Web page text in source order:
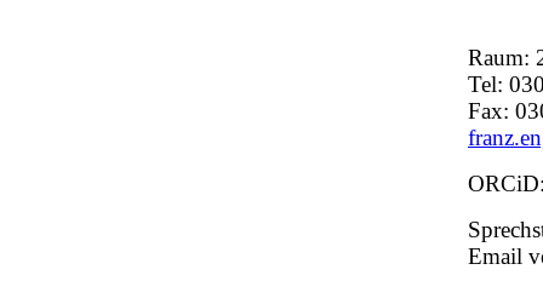
Raum:
Tel:
Fax:
Email